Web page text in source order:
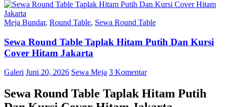
Meja Bundar, Round Table, Sewa Round Table
Sewa Round Table Taplak Hitam Putih Dan Kursi
Cover Hitam Jakarta
Galeri Juni 20, 2026 Sewa Meja 3 Komentar
Sewa Round Table Taplak Hitam Putih